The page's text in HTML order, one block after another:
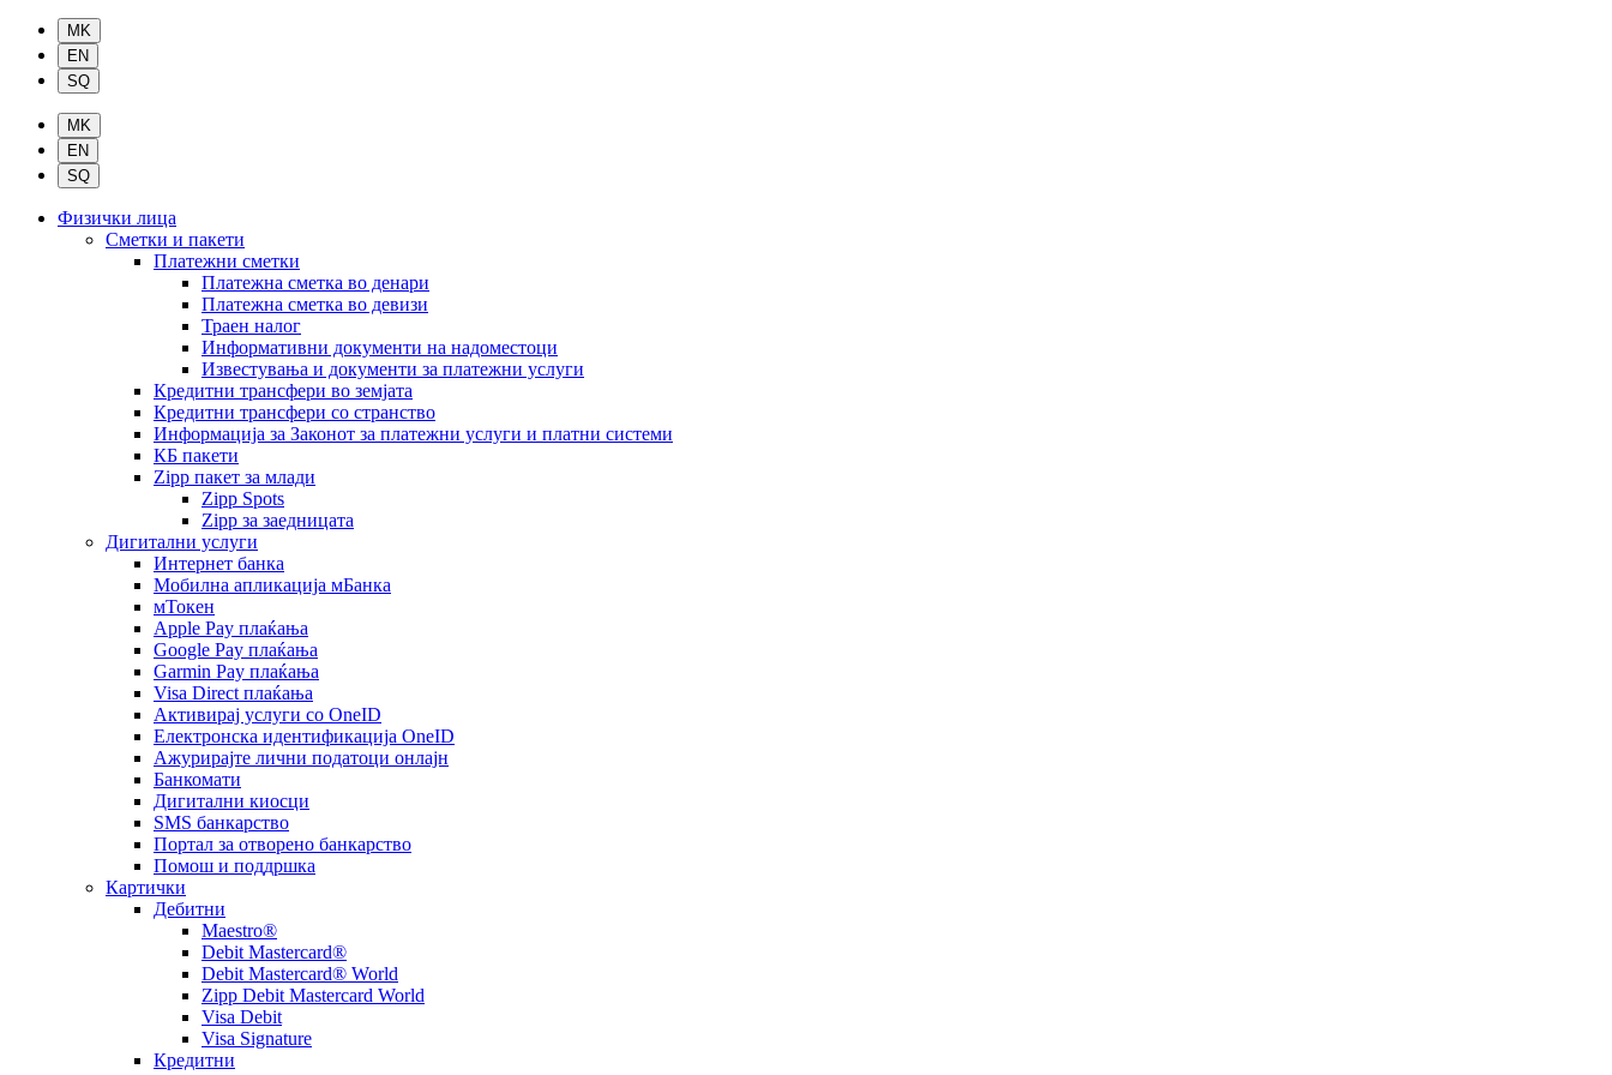
Физички лица
Сметки и пакети
Платежни сметки
Платежна сметка во денари
Платежна сметка во девизи
Траен налог
Информативни документи на надоместоци
Известувања и документи за платежни услуги
Кредитни трансфери во земјата
Кредитни трансфери со странство
Информација за Законот за платежни услуги и платни системи
КБ пакети
Zipp пакет за млади
Zipp Spots
Zipp за заедницата
Дигитални услуги
Интернет банка
Мобилна апликација мБанка
мТокен
Apple Pay плаќања
Google Pay плаќања
Garmin Pay плаќања
Visa Direct плаќања
Активирај услуги со OneID
Електронска идентификација OneID
Ажурирајте лични податоци онлајн
Банкомати
Дигитални киосци
SMS банкарство
Портал за отворeно банкарство
Помош и поддршка
Картички
Дебитни
Maestro®
Debit Mastercard®
Debit Mastercard® World
Zipp Debit Mastercard World
Visa Debit
Visa Signature
Кредитни